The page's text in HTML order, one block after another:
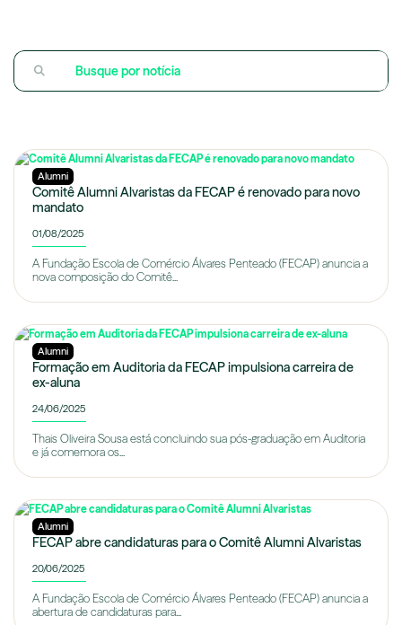
Alumni
Comitê Alumni Alvaristas da FECAP é renovado para novo
mandato
01/08/2025
A Fundação Escola de Comércio Álvares Penteado (FECAP) anuncia a
nova composição do Comitê...
Alumni
Formação em Auditoria da FECAP impulsiona carreira de
ex-aluna
24/06/2025
Thais Oliveira Sousa está concluindo sua pós-graduação em Auditoria
e já comemora os...
Alumni
FECAP abre candidaturas para o Comitê Alumni Alvaristas
20/06/2025
A Fundação Escola de Comércio Álvares Penteado (FECAP) anuncia a
abertura de candidaturas para...